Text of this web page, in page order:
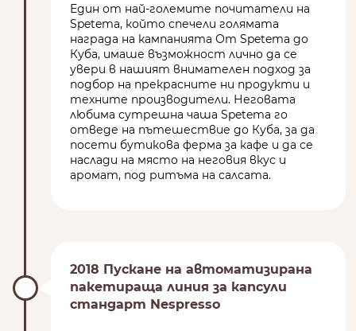
Един от най-големите почитатели на
Spetema, който спечели голямата
награда на кампанията От Spetema до
Куба, имаше възможност лично да се
увери в нашият внимателен подход за
подбор на прекрасните ни продукти и
техните производители. Неговата
любима сутрешна чаша Spetema го
отведе на пътешествие до Куба, за да
посети бутикова ферма за кафе и да се
наслади на място на неговия вкус и
аромат, под ритъма на салсата.
2018 Пускане на автоматизирана
пакетираща линия за капсули
стандарт Nespresso